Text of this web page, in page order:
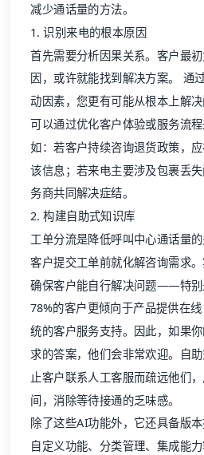
减少通话量的方法。
1. 识别来电的根本原因
首先需要分析因果关系。客户最
因，或许就能找到解决方案。 通
动因素，您更有可能从根本上解
可以通过优化客户体验或服务流
如：若客户持续咨询退货政策，
该信息；若来电主要涉及包裹丢
务商共同解决症结。
2. 构建自助式知识库
工单分流是降低呼叫中心通话量
客户提交工单前就化解咨询需求
确保客户能自行解决问题——特别
78%的客户更倾向于产品提供在
统的客户服务支持。因此，如果
求的答案，他们会非常欢迎。自
止客户联系人工客服而疏远他们
间，消除等待接通的乏味感。
除了这些AI功能外，它还具备版本
自定义功能、分类管理、集成能力